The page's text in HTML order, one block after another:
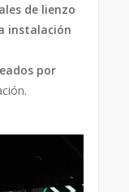
de lienzo
instalación
por